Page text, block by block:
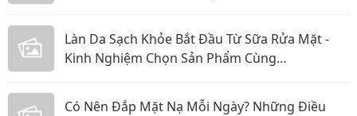
Làn Da Sạch Khỏe Bắt Đầu Từ Sữa Rửa Mặt -
Kinh Nghiệm Chọn Sản Phẩm Cùng
Có Nên Đắp Mặt Nạ Mỗi Ngày? Những Điều